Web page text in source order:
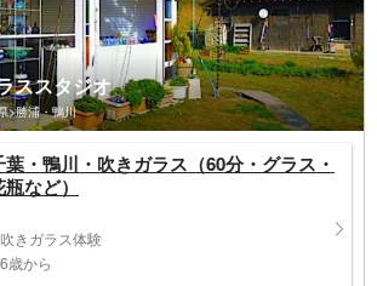
ススタジオ
>勝浦・鴨川
葉・鴨川・吹きガラス（60分・グラス・
など）
吹きガラス体験
6歳から